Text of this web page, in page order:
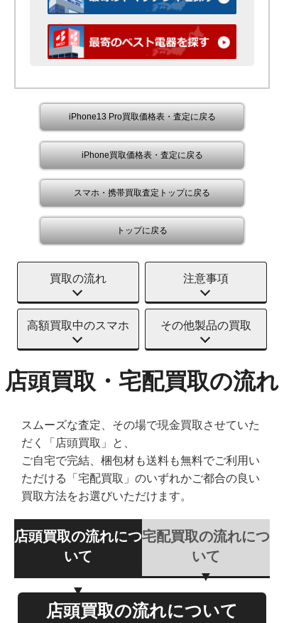
iPhone13 Pro買取価格表・査定に戻る
iPhone買取価格表・査定に戻る
スマホ・携帯買取査定トップに戻る
トップに戻る
買取の流れ 注意事項
高額買取中のスマホ その他製品の買取
店頭買取・宅配買取の流れ
スムーズな査定、その場で現金買取させていた
だく「店頭買取」と、
ご自宅で完結、梱包材も送料も無料でご利用い
ただける「宅配買取」のいずれかご都合の良い
買取方法をお選びいただけます。
店頭買取の流れにつ
いて
宅配買取の流れにつ
いて
店頭買取の流れについて